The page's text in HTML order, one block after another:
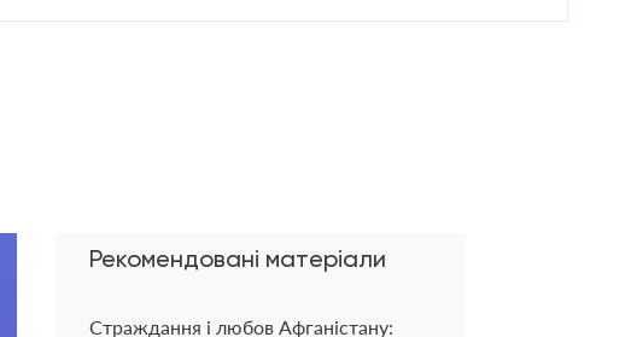
Рекомендовані матеріали
Страждання і любов Афганістану: